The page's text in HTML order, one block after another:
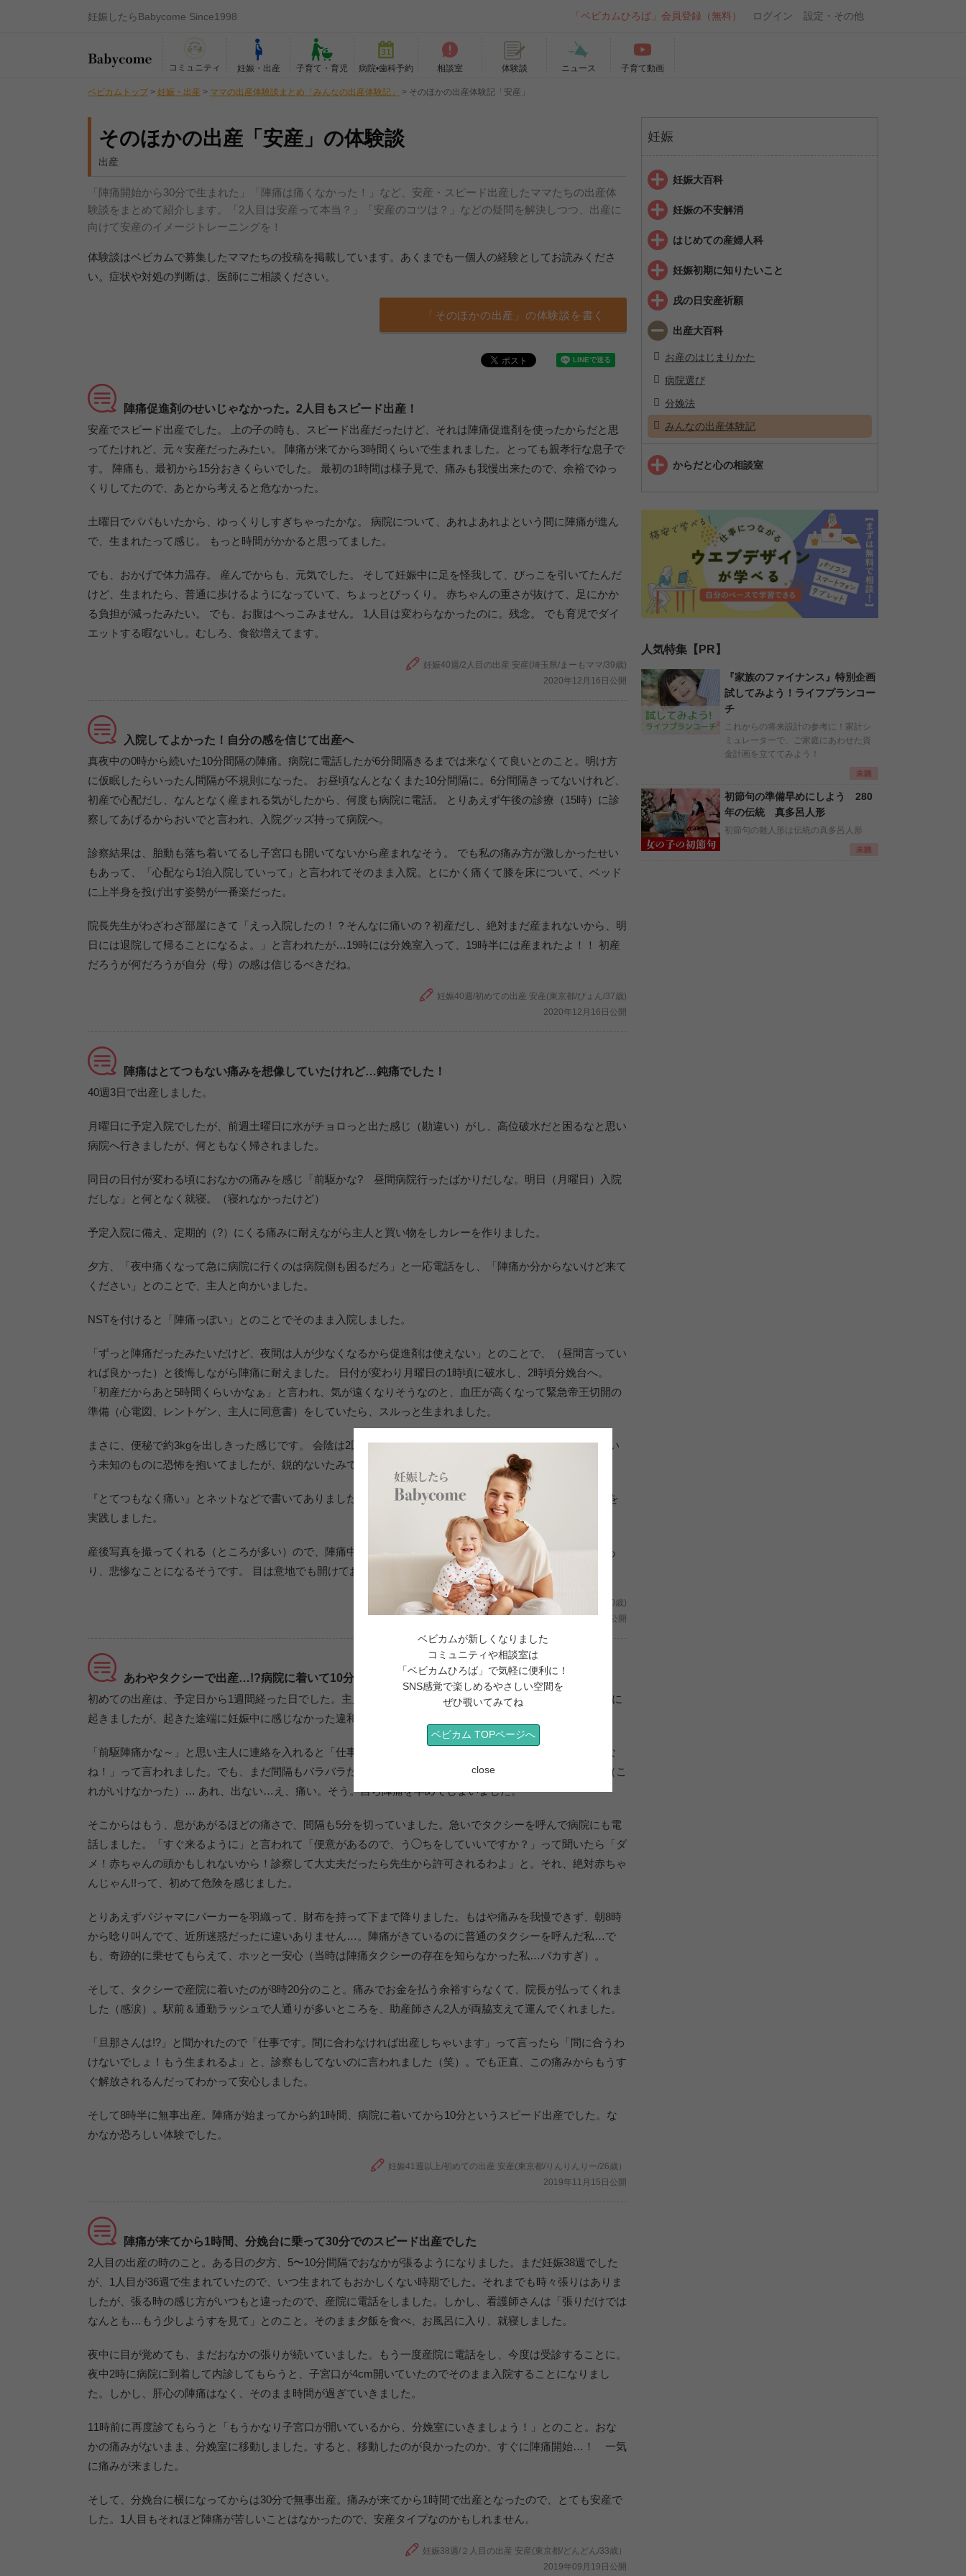
妊娠したらBabycome Since1998 「ベビカムひろば」会員登録（無料） ログイン 設定・その他
コミュニティ 妊娠・出産 子育て・育児 病院•歯科予約 相談室 体験談 ニュース 子育て動画
ベビカムトップ > 妊娠・出産 > ママの出産体験談まとめ「みんなの出産体験記」 > そのほかの出産体験記「安産」
そのほかの出産「安産」の体験談
出産
「陣痛開始から30分で生まれた」「陣痛は痛くなかった！」など、安産・スピード出産したママたちの出産体
験談をまとめて紹介します。「2人目は安産って本当？」「安産のコツは？」などの疑問を解決しつつ、出産に
向けて安産のイメージトレーニングを！
体験談はベビカムで募集したママたちの投稿を掲載しています。あくまでも一個人の経験としてお読みくださ
い。症状や対処の判断は、医師にご相談ください。
「そのほかの出産」の体験談を書く
陣痛促進剤のせいじゃなかった。2人目もスピード出産！
安産でスピード出産でした。 上の子の時も、スピード出産だったけど、それは陣痛促進剤を使ったからだと思
ってたけれど、元々安産だったみたい。 陣痛が来てから3時間くらいで生まれました。とっても親孝行な息子で
す。 陣痛も、最初から15分おきくらいでした。 最初の1時間は様子見で、痛みも我慢出来たので、余裕でゆっ
くりしてたので、あとから考えると危なかった。
土曜日でパパもいたから、ゆっくりしすぎちゃったかな。 病院について、あれよあれよという間に陣痛が進ん
で、生まれたって感じ。 もっと時間がかかると思ってました。
でも、おかげで体力温存。 産んでからも、元気でした。 そして妊娠中に足を怪我して、びっこを引いてたんだ
けど、生まれたら、普通に歩けるようになっていて、ちょっとびっくり。 赤ちゃんの重さが抜けて、足にかか
る負担が減ったみたい。 でも、お腹はへっこみません。 1人目は変わらなかったのに。残念。 でも育児でダイ
エットする暇ないし。むしろ、食欲増えてます。
妊娠40週/2人目の出産 安産(埼玉県/まーもママ/39歳)
2020年12月16日公開
入院してよかった！自分の感を信じて出産へ
真夜中の0時から続いた10分間隔の陣痛。病院に電話したが6分間隔きるまでは来なくて良いとのこと。明け方
に仮眠したらいったん間隔が不規則になった。 お昼頃なんとなくまた10分間隔に。6分間隔きってないけれど、
初産で心配だし、なんとなく産まれる気がしたから、何度も病院に電話。 とりあえず午後の診療（15時）に診
察してあげるからおいでと言われ、入院グッズ持って病院へ。
診察結果は、胎動も落ち着いてるし子宮口も開いてないから産まれなそう。 でも私の痛み方が激しかったせい
もあって、「心配なら1泊入院していって」と言われてそのまま入院。とにかく痛くて膝を床について、ベッド
に上半身を投げ出す姿勢が一番楽だった。
院長先生がわざわざ部屋にきて「えっ入院したの！？そんなに痛いの？初産だし、絶対まだ産まれないから、明
日には退院して帰ることになるよ。」と言われたが…19時には分娩室入って、19時半には産まれたよ！！ 初産
だろうが何だろうが自分（母）の感は信じるべきだね。
妊娠40週/初めての出産 安産(東京都/ぴょん/37歳)
2020年12月16日公開
陣痛はとてつもない痛みを想像していたけれど…鈍痛でした！
40週3日で出産しました。
月曜日に予定入院でしたが、前週土曜日に水がチョロっと出た感じ（勘違い）がし、高位破水だと困るなと思い
病院へ行きましたが、何ともなく帰されました。
同日の日付が変わる頃におなかの痛みを感じ「前駆かな? 昼間病院行ったばかりだしな。明日（月曜日）入院
だしな」と何となく就寝。（寝れなかったけど）
予定入院に備え、定期的（?）にくる痛みに耐えながら主人と買い物をしカレーを作りました。
夕方、「夜中痛くなって急に病院に行くのは病院側も困るだろ」と一応電話をし、「陣痛か分からないけど来て
ください」とのことで、主人と向かいました。
NSTを付けると「陣痛っぽい」とのことでそのまま入院しました。
「ずっと陣痛だったみたいだけど、夜間は人が少なくなるから促進剤は使えない」とのことで、（昼間言ってい
れば良かった）と後悔しながら陣痛に耐えました。 日付が変わり月曜日の1時頃に破水し、2時頃分娩台へ。
「初産だからあと5時間くらいかなぁ」と言われ、気が遠くなりそうなのと、血圧が高くなって緊急帝王切開の
準備（心電図、レントゲン、主人に同意書）をしていたら、スルっと生まれました。
まさに、便秘で約3kgを出しきった感じです。 会陰は2回切られましたが、痛くないです。 私も当初“陣痛”とい
う未知のものに恐怖を抱いてましたが、鋭的ないたみではなく、鈍痛でした。
『とてつもなく痛い』とネットなどで書いてありましたが、さほど恐れることはありません。 ソフロロジーを
実践しました。
産後写真を撮ってくれる（ところが多い）ので、陣痛中目をギュッとつむると、血管が切れてしまうことがあ
り、悲惨なことになるそうです。 目は意地でも開けておきましょう。
妊娠40週/初めての出産 安産(静岡県/ろみひ/30歳)
2020年03月27日公開
あわやタクシーで出産…!?病院に着いて10分のスピード出産でした
初めての出産は、予定日から1週間経った日でした。主人が午前2時に仕事に出るのを見送ってから寝て、7時に
起きましたが、起きた途端に妊娠中に感じなかった違和感が…。懐かしい生理痛のような痛みがありました。
「前駆陣痛かな～」と思い主人に連絡を入れると「仕事中ですぐ行けないから、何かあったら病院に電話しな
ね！」って言われました。でも、まだ間隔もバラバラだし…。とりあえず、便意があるしトイレに行こう！（こ
れがいけなかった）… あれ、出ない…え、痛い。そう。自ら陣痛を早めてしまいました。
そこからはもう、息があがるほどの痛さで、間隔も5分を切っていました。急いでタクシーを呼んで病院にも電
話しました。「すぐ来るように」と言われて「便意があるので、う◯ちをしていいですか？」って聞いたら「ダ
メ！赤ちゃんの頭かもしれないから！診察して大丈夫だったら先生から許可されるわよ」と。それ、絶対赤ちゃ
んじゃん!!って、初めて危険を感じました。
とりあえずパジャマにパーカーを羽織って、財布を持って下まで降りました。もはや痛みを我慢できず、朝8時
から唸り叫んでて、近所迷惑だったに違いありません…。陣痛がきているのに普通のタクシーを呼んだ私…で
も、奇跡的に乗せてもらえて、ホッと一安心（当時は陣痛タクシーの存在を知らなかった私…バカすぎ）。
そして、タクシーで産院に着いたのが8時20分のこと。痛みでお金を払う余裕すらなくて、院長が払ってくれま
した（感涙）。駅前＆通勤ラッシュで人通りが多いところを、助産師さん2人が両脇支えて運んでくれました。
「旦那さんは!?」と聞かれたので「仕事です。間に合わなければ出産しちゃいます」って言ったら「間に合うわ
けないでしょ！もう生まれるよ」と、診察もしてないのに言われました（笑）。でも正直、この痛みからもうす
ぐ解放されるんだってわかって安心しました。
そして8時半に無事出産。陣痛が始まってから約1時間、病院に着いてから10分というスピード出産でした。な
かなか恐ろしい体験でした。
妊娠41週以上/初めての出産 安産(東京都/りんりんりー/26歳）
2019年11月15日公開
陣痛が来てから1時間、分娩台に乗って30分でのスピード出産でした
2人目の出産の時のこと。ある日の夕方、5〜10分間隔でおなかが張るようになりました。まだ妊娠38週でした
が、1人目が36週で生まれていたので、いつ生まれてもおかしくない時期でした。それまでも時々張りはありま
したが、張る時の感じ方がいつもと違ったので、産院に電話をしました。しかし、看護師さんは「張りだけでは
なんとも…もう少しようすを見て」とのこと。そのまま夕飯を食べ、お風呂に入り、就寝しました。
夜中に目が覚めても、まだおなかの張りが続いていました。もう一度産院に電話をし、今度は受診することに。
夜中2時に病院に到着して内診してもらうと、子宮口が4cm開いていたのでそのまま入院することになりまし
た。しかし、肝心の陣痛はなく、そのまま時間が過ぎていきました。
11時前に再度診てもらうと「もうかなり子宮口が開いているから、分娩室にいきましょう！」とのこと。おな
かの痛みがないまま、分娩室に移動しました。すると、移動したのが良かったのか、すぐに陣痛開始…！ 一気
に痛みが来ました。
そして、分娩台に横になってからは30分で無事出産。痛みが来てから1時間で出産となったので、とても安産で
した。1人目もそれほど陣痛が苦しいことはなかったので、安産タイプなのかもしれません。
妊娠38週/２人目の出産 安産(東京都/どんどん/33歳）
2019年09月19日公開
妊娠
妊娠大百科
妊娠の不安解消
はじめての産婦人科
妊娠初期に知りたいこと
戌の日安産祈願
出産大百科
お産のはじまりかた
病院選び
分娩法
みんなの出産体験記
からだと心の相談室
人気特集【PR】
『家族のファイナンス』特別企画
試してみよう！ライフプランコー
チ
これからの将来設計の参考に！家計シ
ミュレーターで、ご家庭にあわせた資
金計画を立ててみよう！
初節句の準備早めにしよう 280
年の伝統 真多呂人形
初節句の雛人形は伝統の真多呂人形
ベビカムが新しくなりました
コミュニティや相談室は
「ベビカムひろば」で気軽に便利に！
SNS感覚で楽しめるやさしい空間を
ぜひ覗いてみてね
ベビカム TOPページへ
close